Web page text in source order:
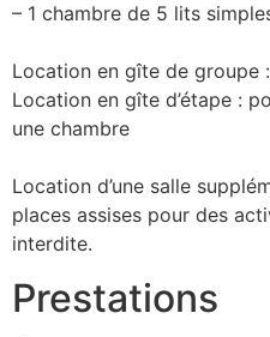
– 1 chambre de 5 lits
Location en gîte de groupe
Location en gîte d’étape :
une chambre
Location d’une salle
places assises pour des
interdite.
Prestations